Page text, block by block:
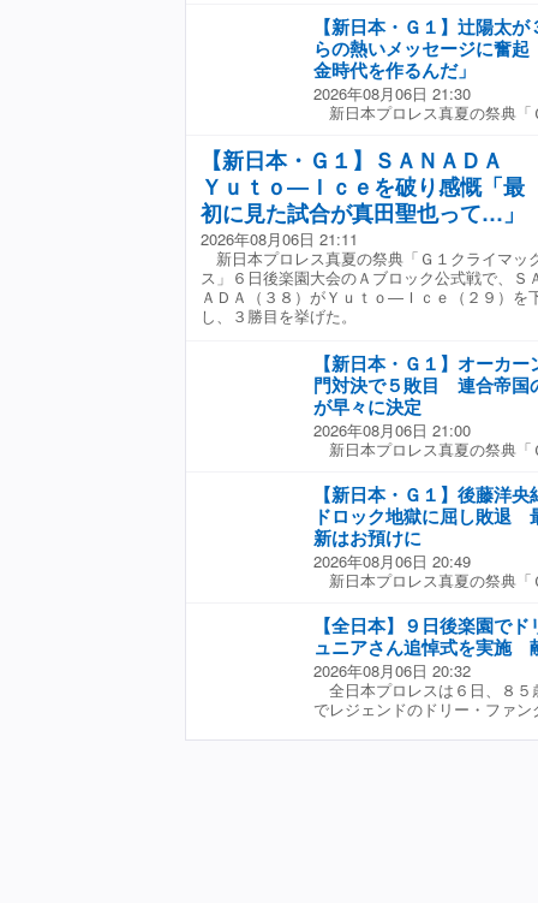
うから、クリアしないといけ
けて考えておきます」と約束
モンスターがＧ１の頂へ突き進
ており、１勝１敗。約２カ月
は、いきなり入場から奇襲を
子攻撃を食らった。波乱含み
とのマッチアップでは迫力を
み、滞空時間の長いブレーン
ック東郷は豪快なパワースラ
食らって流れを分断された。
れたウルフは股間を押さえな
変わらず汚い戦い方だな」と
らほど近い横浜武道館で行わ
「２カ月ぶりの成田蓮とのシ
をぐちゃぐちゃにして、シュ
告”を残した。
覇者のＫＯＮＯＳＵＫＥ Ｔ
＝３１）との激闘を制し、４
撃合戦を展開すると、竹下を
て痛めつけた。リングに戻っ
トーンをお見舞いした。さら
を連続で打ち込むなど、攻
ットにＤＤＴで突き刺されて
に追い込まれてバックエルボ
く浴びせられた。 その後も
た。竹下からは掟破りのＭＡ
られたが、鷹木も負けじとレ
せた。粘る竹下からはエルボ
たが、パンピングボンバーで
ブ・ザ・ドラゴンで竹下を沈
試合後「どんな勝利よりも、
な！」と勝利に酔った。２０
「これでいよいよ、鷹木信悟
ぎる年明けを宣言。さらに、
ｏ―Ｉｃｅには「俺は真夏でも
だ。お前もアイスを名乗って
ちゃ熱い、ホットなアイスで
【新日本・Ｇ１】辻陽太
らの熱いメッセージに奮
金時代を作るんだ」
2026年08月06日 21:30
新日本プロレス真夏の祭典
陽太（３２）がＳＴＲＯＮＧ
ッグ（３３）に３敗目を喫し
の公式戦は、互いに一歩も譲
た。エプロンでの攻防から場
をさく裂させた辻だったが、
ジーンブラスターをキャッチ
れる。 ならばと打撃戦からド
れながらもジーンブラスター
射。しかし再度のジーンブラ
トで迎撃されバーディクト、
をひっくり返される。カミカ
んでこらえたが、そのままコ
ストカミカゼを浴びてついに
グ上からボルチンに呼び止め
の男だ。頑張ってる人間だか
に負けないで付いて行くわ
「まったく、王者として情け
チン・オレッグ。商売上がっ
われたんじゃな。でもうれし
（洋央紀）には『一人で背負
はハナから俺だけで背負える
プロレスのレスラーみんなで
う、俺たちならできる。俺た
新たにしていた。
【新日本・Ｇ１】ＳＡＮＡＤＡ
Ｙｕｔｏ―Ｉｃｅを破り感慨「最
初に見た試合が真田聖也って…」
2026年08月06日 21:11
新日本プロレス真夏の祭典「Ｇ１クライマッ
ス」６日後楽園大会のＡブロック公式戦で、Ｓ
ＡＤＡ（３８）がＹｕｔｏ―Ｉｃｅ（２９）を
し、３勝目を挙げた。
【新日本・Ｇ１】オーカ
門対決で５敗目 連合帝国
が早々に決定
2026年08月06日 21:00
新日本プロレス真夏の祭典
ェイク・リー（３７）との「
Ｅ）」同門対決に敗れ負け越
とブロック突破へ厳しい状況
完全燃焼の結果となった。ジ
い掛かろうとしたオーカーン
先制。ところがジェイクはフ
心頭のオーカーンは再びイス
からフルスイングするがジェ
ジのはずのジェイクがここで
ーンがイスを持った状態でレ
ーンはイスで殴打したと勘違
た。 これでオーカーンはブ
た。わずか１分４７秒の終戦
【新日本・Ｇ１】後藤洋
ドロック地獄に屈し敗退
新はお預けに
2026年08月06日 20:49
新日本プロレス真夏の祭典
陵平（２７）に痛恨の５敗
執ようなヘッドロック攻めに
ＲＩＰ（ローリングラリアー
アートで反撃に転じたのも束
ロックを狙ってくる。 この
殺しからミドルキック、ＧＴ
めることができない。最後は
【全日本】９日後楽園で
ュニアさん追悼式を実施
2026年08月06日 20:32
全日本プロレスは６日、８
でレジェンドのドリー・ファ
する。 団体によると、追悼式